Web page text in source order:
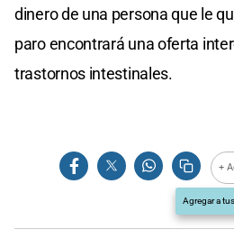
dinero de una persona que le
paro encontrará una oferta
trastornos intestinales.
+
Agregar a